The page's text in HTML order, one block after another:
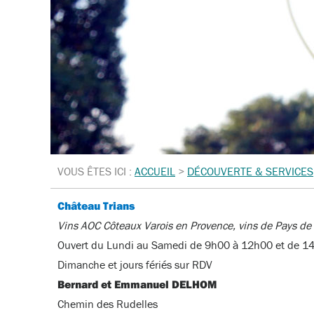
VOUS ÊTES ICI : ACCUEIL > DÉCOUVERTE & SERVICES
Château Trians
Vins AOC Côteaux Varois en Provence, vins de Pays
Ouvert du Lundi au Samedi de 9h00 à 12h00 et de
Dimanche et jours fériés sur RDV
Bernard et Emmanuel DELHOM
Chemin des Rudelles